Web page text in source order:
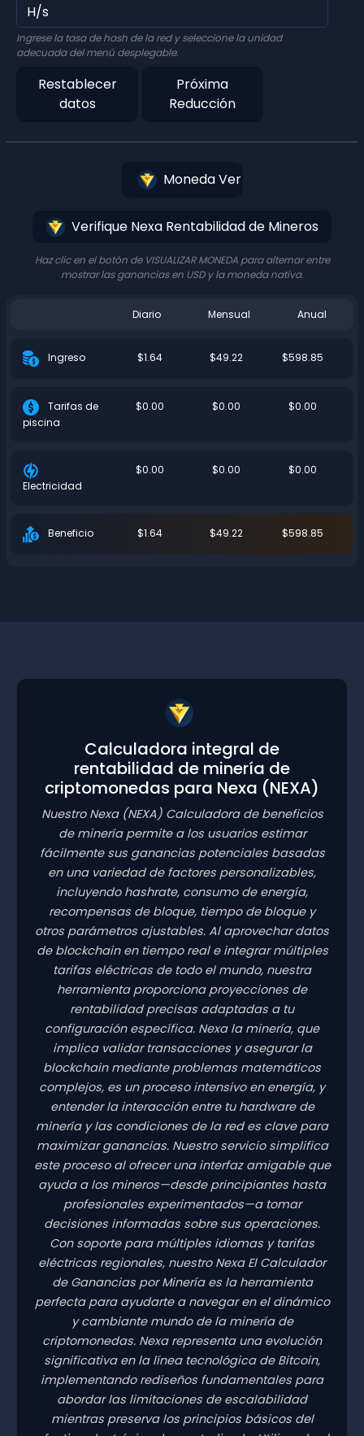
Ingrese la tasa de hash de la red y seleccione la unidad
adecuada del menú desplegable.
Restablecer
datos
Próxima
Reducción
Moneda Ver
Verifique Nexa Rentabilidad de Mineros
Haz clic en el botón de VISUALIZAR MONEDA para alternar entre
mostrar las ganancias en USD y la moneda nativa.
Diario Mensual Anual
Ingreso $1.64 $49.22 $598.85
Tarifas de
piscina
$0.00 $0.00 $0.00
Electricidad
$0.00 $0.00 $0.00
Beneficio $1.64 $49.22 $598.85
Calculadora integral de
rentabilidad de minería de
criptomonedas para Nexa (NEXA)
Nuestro Nexa (NEXA)Calculadora de beneficios
de minería permite a los usuarios estimar
fácilmente sus ganancias potenciales basadas
en una variedad de factores personalizables,
incluyendo hashrate, consumo de energía,
recompensas de bloque, tiempo de bloque y
otros parámetros ajustables. Al aprovechar datos
de blockchain en tiempo real e integrar múltiples
tarifas eléctricas de todo el mundo, nuestra
herramienta proporciona proyecciones de
rentabilidad precisas adaptadas a tu
configuración específica. Nexa la minería, que
implica validar transacciones y asegurar la
blockchain mediante problemas matemáticos
complejos, es un proceso intensivo en energía, y
entender la interacción entre tu hardware de
minería y las condiciones de la red es clave para
maximizar ganancias. Nuestro servicio simplifica
este proceso al ofrecer una interfaz amigable que
ayuda a los mineros—desde principiantes hasta
profesionales experimentados—a tomar
decisiones informadas sobre sus operaciones.
Con soporte para múltiples idiomas y tarifas
eléctricas regionales, nuestro Nexa El Calculador
de Ganancias por Minería es la herramienta
perfecta para ayudarte a navegar en el dinámico
y cambiante mundo de la minería de
criptomonedas. Nexa representa una evolución
significativa en la línea tecnológica de Bitcoin,
implementando rediseños fundamentales para
abordar las limitaciones de escalabilidad
mientras preserva los principios básicos del